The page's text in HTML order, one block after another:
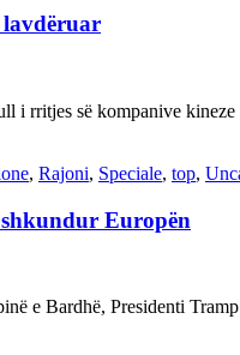
lavdëruar
i rritjes së kompanive
, Rajoni, Speciale, top,
Europën
e Bardhë, Presidenti